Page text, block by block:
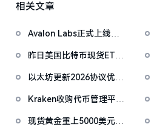
相关文章
Avalon Labs正式上线
昨日美国比特币现货ETF
坊ETF净流出4180万美元
以太坊更新2026协议优先
于上半年进行
Kraken收购代币管理平台
版图
现货黄金重上5000美元/